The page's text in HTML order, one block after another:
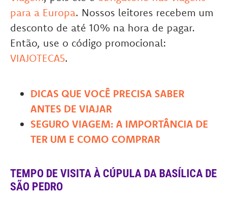
para a Europa. Nossos leitores recebem um
desconto de até 10% na hora de pagar.
Então, use o código promocional:
VIAJOTECA5.
DICAS QUE VOCÊ PRECISA SABER
ANTES DE VIAJAR
SEGURO VIAGEM: A IMPORTÂNCIA DE
TER UM E COMO COMPRAR
TEMPO DE VISITA À CÚPULA DA BASÍLICA DE
SÃO PEDRO